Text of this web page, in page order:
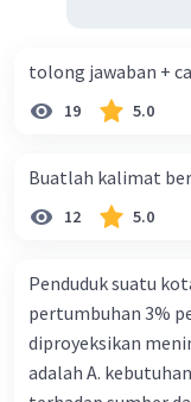
tolong jawaban +
19 5.0
Buatlah kalimat
12 5.0
Penduduk suatu
pertumbuhan 3%
diproyeksikan
adalah A.